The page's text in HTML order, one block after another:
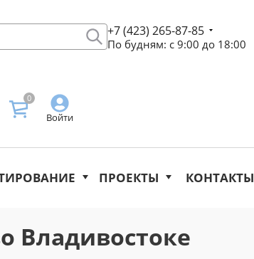
+7 (423) 265-87-85
По будням: с 9:00 до 18:00
Войти
0
ПРОЕКТЫ КОНТАКТЫ
Владивостоке